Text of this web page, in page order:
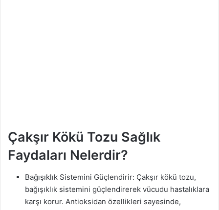
Çakşır Kökü Tozu Sağlık
Faydaları Nelerdir?
Bağışıklık Sistemini Güçlendirir: Çakşır kökü tozu,
bağışıklık sistemini güçlendirerek vücudu hastalıklara
karşı korur. Antioksidan özellikleri sayesinde,